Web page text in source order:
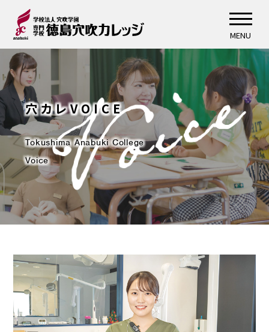
MENU
穴カレVOICE
Tokushima Anabuki College
Voice